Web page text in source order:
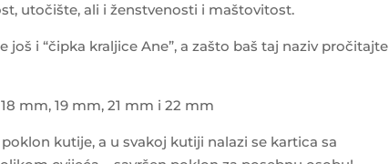
utočište, ali i ženstvenosti i maštovitost.
još i “čipka kraljice Ane”, a zašto baš taj naziv pročitajte
mm, 19 mm, 21 mm i 22 mm
kutije, a u svakoj kutiji nalazi se kartica sa